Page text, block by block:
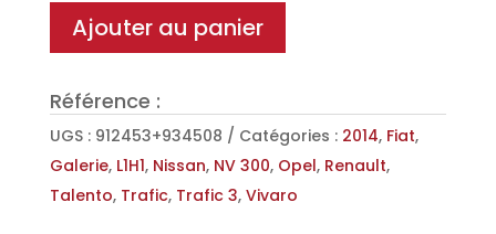
avec
rouleau
Vivaro
(14-
-19)/Trafic
(14-
Ajouter au panier
Référence :
UGS : 912453+934508 Catégories : 2014, Fiat,
Galerie, L1H1, Nissan, NV 300, Opel, Renault,
Talento, Trafic, Trafic 3, Vivaro